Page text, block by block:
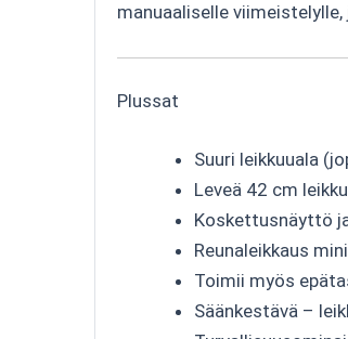
Ohjelmointi:tukee
Robomow RK 4000 on
helppokäyttöisen
manuaaliselle